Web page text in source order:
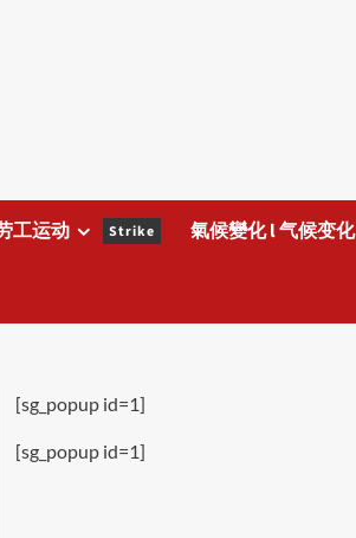
工运动 Strike 氣候變化 l 气候变化
[sg_popup id=1]
[sg_popup id=1]